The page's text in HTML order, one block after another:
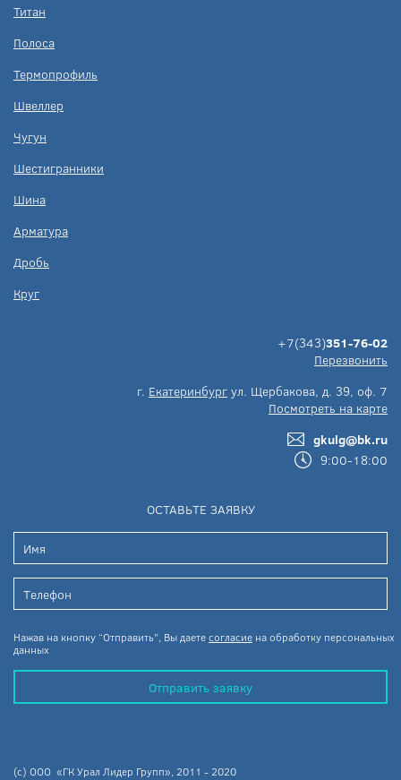
Титан
Полоса
Термопрофиль
Швеллер
Чугун
Шестигранники
Шина
Арматура
Дробь
Круг
+7(343)351-76-02
Перезвонить
г. Екатеринбург ул. Щербакова, д. 39, оф. 7
Посмотреть на карте
gkulg@bk.ru
9:00-18:00
ОСТАВЬТЕ ЗАЯВКУ
Нажав на кнопку “Отправить”, Вы даетесогласие на обработку персональных
данных
Отправить заявку
(c) ООО «ГК Урал Лидер Групп», 2011 - 2020